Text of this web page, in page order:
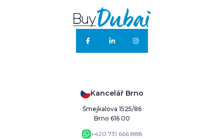
Kancelář Brno
Šmejkalova 1525/86
Brno 616 00
+420 731 666 888